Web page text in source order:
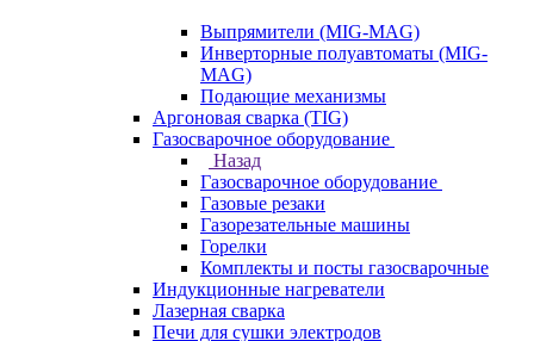
Выпрямители (MIG-MAG)
Инверторные полуавтоматы (MIG-
MAG)
Подающие механизмы
Аргоновая сварка (TIG)
Газосварочное оборудование
Назад
Газосварочное оборудование
Газовые резаки
Газорезательные машины
Горелки
Комплекты и посты газосварочные
Индукционные нагреватели
Лазерная сварка
Печи для сушки электродов